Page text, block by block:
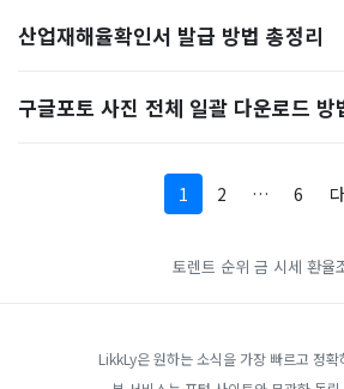
산업재해율확인서 발급 방법 총정리
구글포토 사진 전체 일괄 다운로드 방
1 2 … 6
토렌트 순위 금 시세 환율
LikkLy은 원하는 소식을 가장 빠르고 정